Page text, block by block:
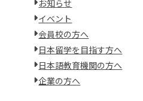
お知らせ
イベント
会員校の方へ
日本留学を目指す方へ
日本語教育機関の方へ
企業の方へ